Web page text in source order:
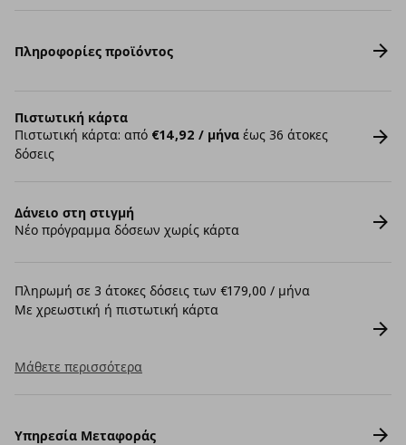
Πληροφορίες προϊόντος
Πιστωτική κάρτα
Πιστωτική κάρτα: από €14,92 / μήνα έως 36 άτοκες
δόσεις
Δάνειο στη στιγμή
Νέο πρόγραμμα δόσεων χωρίς κάρτα
Πληρωμή σε 3 άτοκες δόσεις των €179,00 / μήνα
Με χρεωστική ή πιστωτική κάρτα
Μάθετε περισσότερα
Υπηρεσία Μεταφοράς